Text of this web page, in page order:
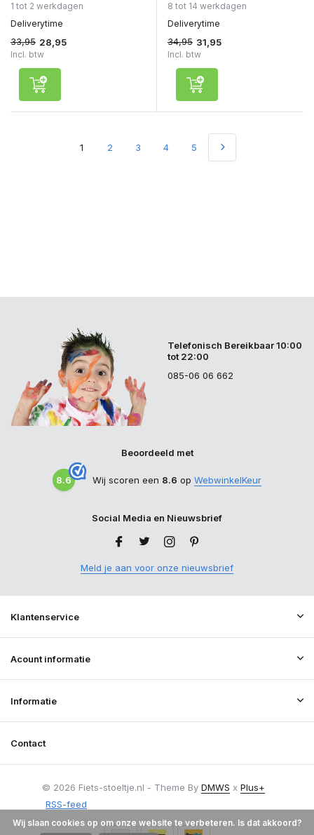
1 tot 2 werkdagen
Deliverytime
33,95 28,95
Incl. btw
8 tot 14 werkdagen
Deliverytime
34,95 31,95
Incl. btw
1 2 3 4 5
Telefonisch Bereikbaar 10:00
tot 22:00
085-06 06 662
Beoordeeld met
8.6 Wij scoren een 8.6 op WebwinkelKeur
Social Media en Nieuwsbrief
Meld je aan voor onze nieuwsbrief
Klantenservice
Acount informatie
Informatie
Contact
© 2026 Fiets-stoeltje.nl - Theme By DMWS x Plus+
RSS-feed
Wij slaan cookies op om onze website te verbeteren. Is dat akkoord?